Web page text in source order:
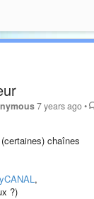
7 years ago•
chaînes
,
?)